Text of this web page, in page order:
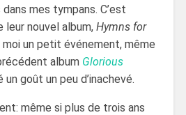
mes tympans. C’est
leur nouvel album, Hymns for
un petit événement, même
album Glorious
un goût un peu d’inachevé.
même si plus de trois ans